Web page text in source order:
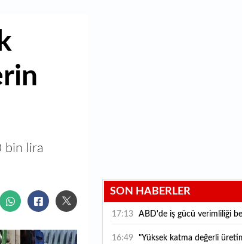
bin lira
SON HABERLER
17:13 ABD'de iş gücü verimliliği
16:49
"Yüksek katma değerli üretimi destekleyen